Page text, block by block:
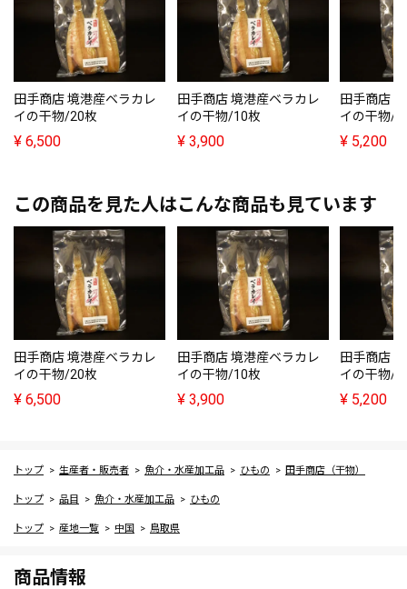
田手商店 境港産ベラカレ
イの干物/20枚
¥ 6,500
田手商店 境港産ベラカレ
イの干物/10枚
¥ 3,900
田手商店
イの干物/
¥ 5,200
この商品を見た人はこんな商品も見ています
田手商店 境港産ベラカレ
イの干物/20枚
¥ 6,500
田手商店 境港産ベラカレ
イの干物/10枚
¥ 3,900
田手商店
イの干物/
¥ 5,200
トップ 生産者・販売者 魚介・水産加工品 ひもの 田手商店（干物）
トップ 品目 魚介・水産加工品 ひもの
トップ 産地一覧 中国 鳥取県
商品情報